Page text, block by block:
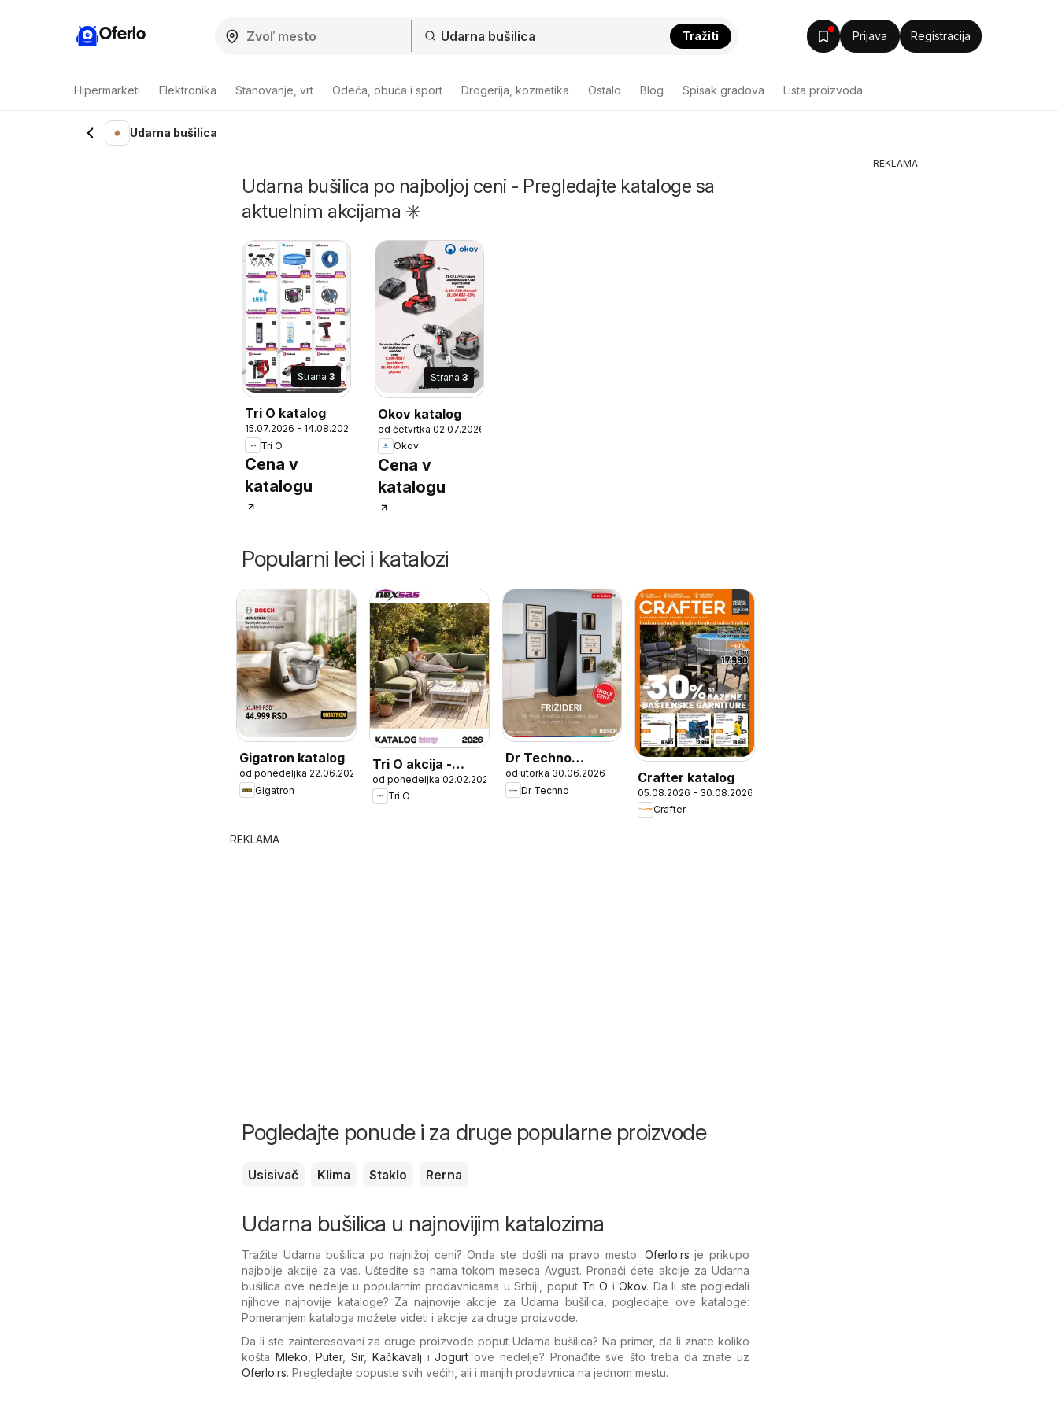
Oferlo Tražiti Prijava Registracija
Hipermarketi Elektronika Stanovanje, vrt Odeća, obuća i sport Drogerija, kozmetika Ostalo Blog Spisak gradova Lista proizvoda
Udarna bušilica
Udarna bušilica po najboljoj ceni - Pregledajte kataloge sa
aktuelnim akcijama ✳️
Strana 3
Tri O katalog
15.07.2026 - 14.08.2026
Tri O
Cena v
katalogu
Strana 3
Okov katalog
od četvrtka 02.07.2026
Okov
Cena v
katalogu
Popularni leci i katalozi
Gigatron katalog
od ponedeljka 22.06.2026
Gigatron
Tri O akcija -
katalog Baštenski
nameštaj
od ponedeljka 02.02.2026
Tri O
Dr Techno
katalog
od utorka 30.06.2026
Dr Techno
Crafter katalog
05.08.2026 - 30.08.2026
Crafter
REKLAMA
Pogledajte ponude i za druge popularne proizvode
Usisivač Klima Staklo Rerna
Udarna bušilica u najnovijim katalozima
Tražite Udarna bušilica po najnižoj ceni? Onda ste došli na pravo mesto. Oferlo.rs je prikupo
najbolje akcije za vas. Uštedite sa nama tokom meseca Avgust. Pronaći ćete akcije za Udarna
bušilica ove nedelje u popularnim prodavnicama u Srbiji, poput Tri O iOkov. Da li ste pogledali
njihove najnovije kataloge? Za najnovije akcije za Udarna bušilica, pogledajte ove kataloge:
Pomeranjem kataloga možete videti i akcije za druge proizvode.
Da li ste zainteresovani za druge proizvode poput Udarna bušilica? Na primer, da li znate koliko
košta Mleko ,Puter,Sir, Kačkavalj iJogurt ove nedelje? Pronađite sve što treba da znate uz
Oferlo.rs. Pregledajte popuste svih većih, ali i manjih prodavnica na jednom mestu.
REKLAMA